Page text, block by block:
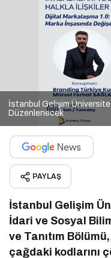
İstanbul Gelişim
Düzenlenecek
PAYLAŞ
İstanbul Gelişim
İdari ve Sosyal
ve Tanıtım
çağdaki kodlarını